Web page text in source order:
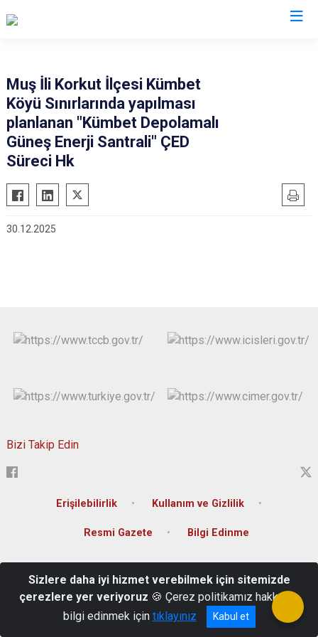
Muş İli Korkut İlçesi Kümbet
Köyü Sınırlarında yapılması
planlanan "Kümbet Depolamalı
Güneş Enerji Santrali" ÇED
Süreci Hk
30.12.2025
Bizi Takip Edin
Erişilebilirlik Kullanım ve Gizlilik
Resmi Gazete Bilgi Edinme
0 436 212 10 01-02-03
Sizlere daha iyi hizmet verebilmek için sitemizde
çerezlere yer veriyoruz 🍪 Çerez politikamız hakkında
bilgi edinmek için tıklayınız Kabul et